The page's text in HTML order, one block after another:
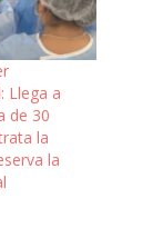
Llega a
de 30
la
la